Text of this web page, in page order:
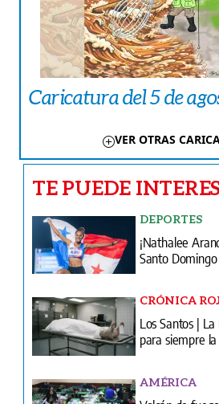
Caricatura del 5 de
VER OTRAS
TE PUEDE
DEPORTES
¡Nathalee
Santo
CRÓNICA
Los Santos |
para siempre
AMÉRICA